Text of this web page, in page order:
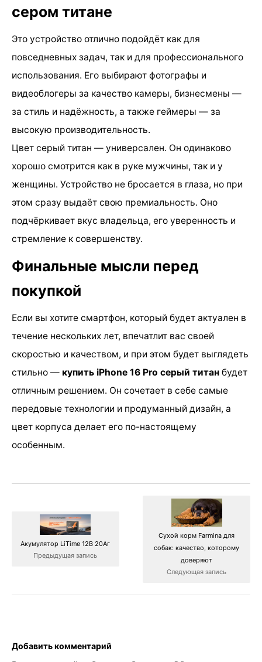
сером титане
Это устройство отлично подойдёт как для
повседневных задач, так и для профессионального
использования. Его выбирают фотографы и
видеоблогеры за качество камеры, бизнесмены —
за стиль и надёжность, а также геймеры — за
высокую производительность.
Цвет серый титан — универсален. Он одинаково
хорошо смотрится как в руке мужчины, так и у
женщины. Устройство не бросается в глаза, но при
этом сразу выдаёт свою премиальность. Оно
подчёркивает вкус владельца, его уверенность и
стремление к совершенству.
Финальные мысли перед
покупкой
Если вы хотите смартфон, который будет актуален в
течение нескольких лет, впечатлит вас своей
скоростью и качеством, и при этом будет выглядеть
стильно — купить iPhone 16 Pro серый титан будет
отличным решением. Он сочетает в себе самые
передовые технологии и продуманный дизайн, а
цвет корпуса делает его по-настоящему
особенным.
Акумулятор LiTime 12В 20Аг
Предыдущая запись
Сухой корм Farmina для
собак: качество, которому
доверяют
Следующая запись
Добавить комментарий